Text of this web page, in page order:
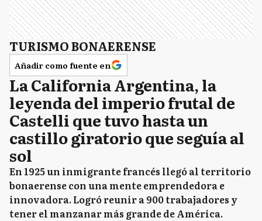
TURISMO BONAERENSE
Añadir como fuente en
La California Argentina, la
leyenda del imperio frutal de
Castelli que tuvo hasta un
castillo giratorio que seguía al
sol
En 1925 un inmigrante francés llegó al territorio
bonaerense con una mente emprendedora e
innovadora. Logró reunir a 900 trabajadores y
tener el manzanar más grande de América.